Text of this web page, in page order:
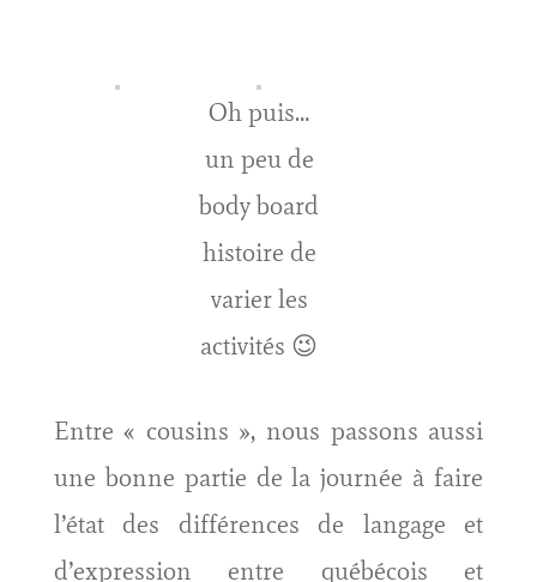
Oh puis…
un peu de
body board
histoire de
varier les
activités 😉
Entre « cousins », nous passons aussi
une bonne partie de la journée à faire
l’état des différences de langage et
d’expression entre québécois et